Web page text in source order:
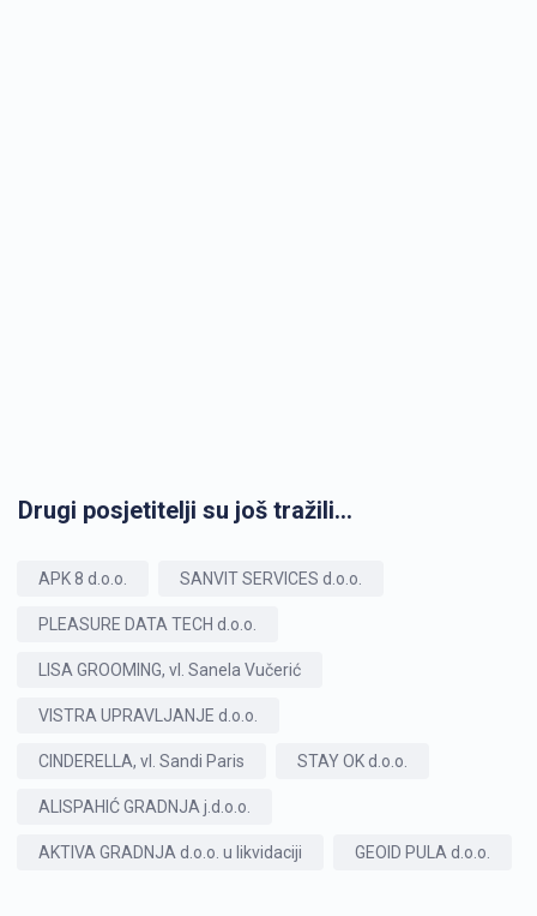
Drugi posjetitelji su još tražili...
APK 8 d.o.o. SANVIT SERVICES d.o.o.
PLEASURE DATA TECH d.o.o.
LISA GROOMING, vl. Sanela Vučerić
VISTRA UPRAVLJANJE d.o.o.
CINDERELLA, vl. Sandi Paris STAY OK d.o.o.
ALISPAHIĆ GRADNJA j.d.o.o.
AKTIVA GRADNJA d.o.o. u likvidaciji GEOID PULA d.o.o.